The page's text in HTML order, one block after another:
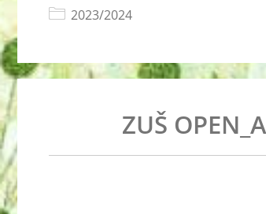
2023/2024
ZUŠ